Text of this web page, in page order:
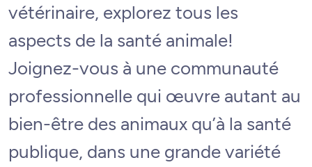
vétérinaire, explorez tous les
aspects de la santé animale!
Joignez-vous à une communauté
professionnelle qui œuvre autant au
bien-être des animaux qu’à la santé
publique, dans une grande variété